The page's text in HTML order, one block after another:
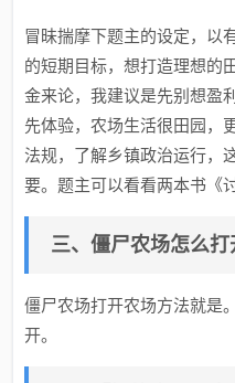
冒昧揣摩下题主的设定，以
的短期目标，想打造理想的
金来论，我建议是先别想盈
先体验，农场生活很田园，
法规，了解乡镇政治运行，
要。题主可以看看两本书《
三、僵尸农场怎么打
僵尸农场打开农场方法就是
开。